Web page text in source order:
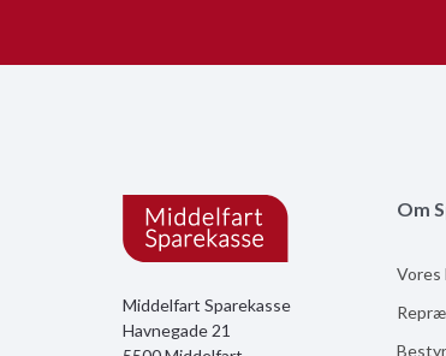
Middelfart Sparekasse
Havnegade 21
Om
Vores